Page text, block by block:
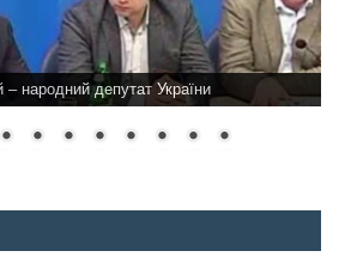
– народний депутат України